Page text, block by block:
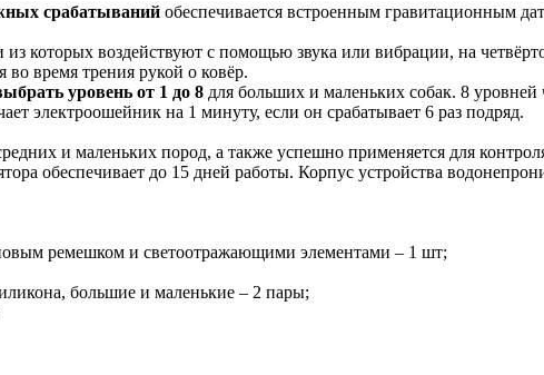
срабатываний обеспечивается встроенным гравитационным
из которых воздействуют с помощью звука или вибрации, на
время трения рукой о ковёр.
уровень от 1 до 8 для больших и маленьких собак. 8
электроошейник на 1 минуту, если он срабатывает 6 раз подряд.
и маленьких пород, а также успешно применяется для
обеспечивает до 15 дней работы. Корпус устройства
ремешком и светоотражающими элементами – 1 шт;
большие и маленькие – 2 пары;